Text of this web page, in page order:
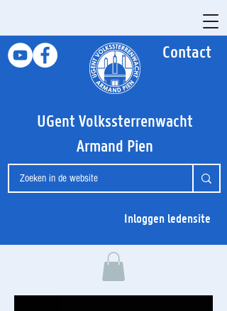
Contact
UGent Volkssterrenwacht
Armand Pien
Inloggen ledensite